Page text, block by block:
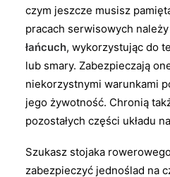
czym jeszcze musisz
pracach serwisowych należy
łańcuch, wykorzystując do
lub smary. Zabezpieczają
niekorzystnymi warunkami
jego żywotność. Chronią
pozostałych części układu
Szukasz stojaka
zabezpieczyć jednoślad na